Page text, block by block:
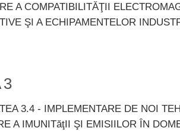
A COMPATIBILITĂŢII
ŞI A ECHIPAMENTELOR
3
3.4 - IMPLEMENTARE DE NOI
A IMUNITăţII ŞI EMISIILOR ÎN